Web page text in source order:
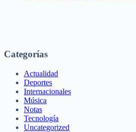
Categorías
Actualidad
Deportes
Internacionales
Música
Notas
Tecnología
Uncategorized